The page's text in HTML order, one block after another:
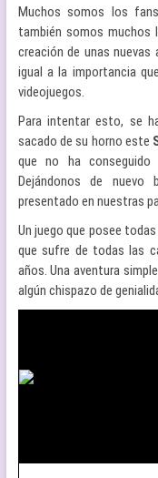
Muchos somos los
también somos muchos
creación de unas nuevas
igual a la importancia
videojuegos.
Para intentar esto, se
sacado de su horno este
que no ha
Dejándonos de
presentado en nuestras
Un juego que posee
que sufre de todas las
años. Una aventura
algún chispazo de